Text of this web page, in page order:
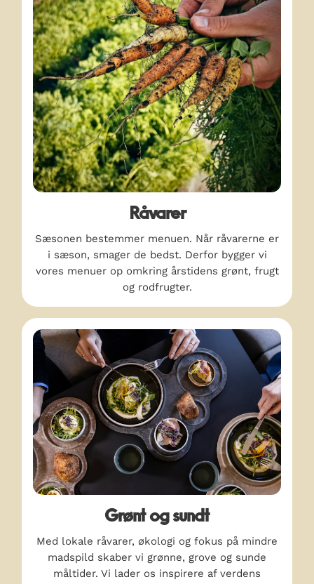
Råvarer
Sæsonen bestemmer menuen. Når råvarerne er
i sæson, smager de bedst. Derfor bygger vi
vores menuer op omkring årstidens grønt, frugt
og rodfrugter.
Grønt og sundt
Med lokale råvarer, økologi og fokus på mindre
madspild skaber vi grønne, grove og sunde
måltider. Vi lader os inspirere af verdens